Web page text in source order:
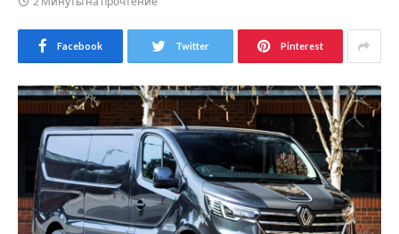
Facebook Twitter Pinterest